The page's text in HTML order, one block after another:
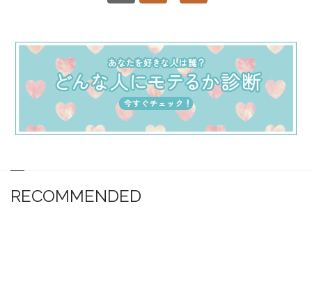
RECOMMENDED